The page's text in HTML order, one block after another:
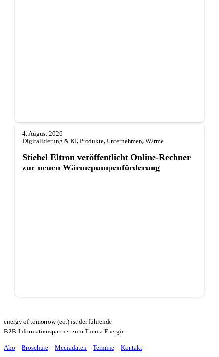
4. August 2026
Digitalisierung & KI, Produkte, Unternehmen, Wärme
Stiebel Eltron veröffentlicht Online-Rechner
zur neuen Wärmepumpenförderung
energy of tomorrow (eot) ist der führende
B2B-Informationspartner zum Thema Energie.
Abo – Broschüre – Mediadaten – Termine – Kontakt